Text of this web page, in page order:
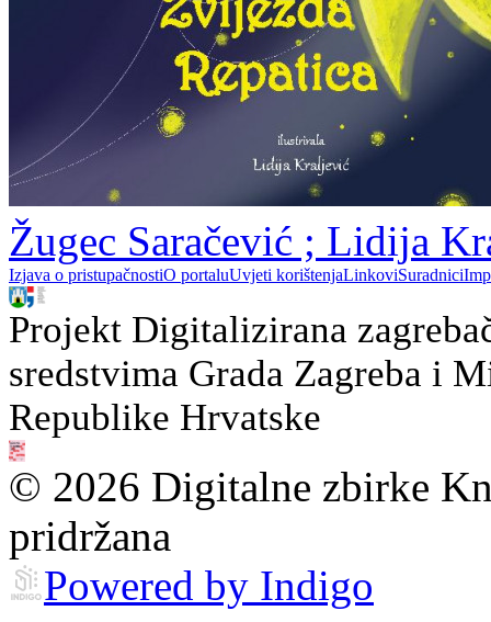
Žugec Saračević ; Lidija
Izjava o pristupačnostiO portaluUvjeti korištenjaLinkoviSuradnici
Projekt Digitalizirana
sredstvima Grada Zagreba i
Republike Hrvatske
© 2026 Digitalne zbirke
pridržana
Powered by Indigo